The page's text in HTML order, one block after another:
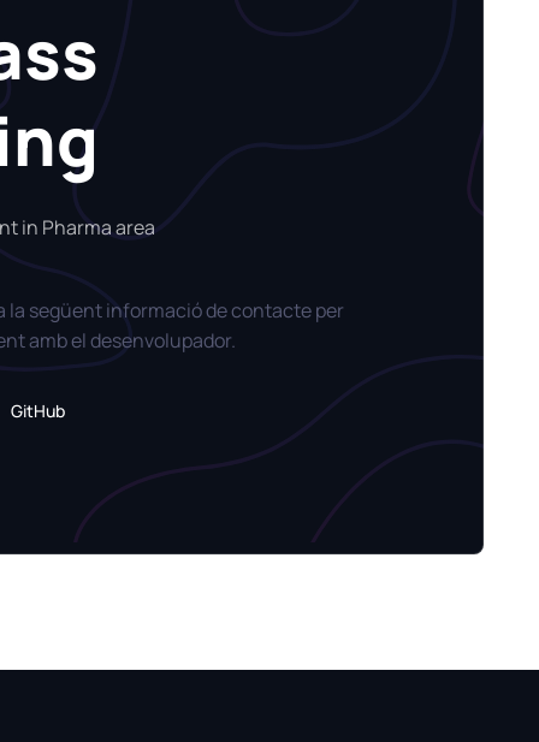
in Pharma area
següent informació de contacte per
amb el desenvolupador.
GitHub